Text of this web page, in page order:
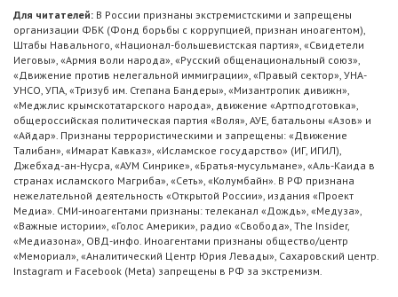
Для читателей: В России признаны экстремистскими и запрещены
организации ФБК (Фонд борьбы с коррупцией, признан иноагентом),
Штабы Навального, «Национал-большевистская партия», «Свидетели
Иеговы», «Армия воли народа», «Русский общенациональный союз»,
«Движение против нелегальной иммиграции», «Правый сектор», УНА-
УНСО, УПА, «Тризуб им. Степана Бандеры», «Мизантропик дивижн»,
«Меджлис крымскотатарского народа», движение «Артподготовка»,
общероссийская политическая партия «Воля», АУЕ, батальоны «Азов» и
«Айдар». Признаны террористическими и запрещены: «Движение
Талибан», «Имарат Кавказ», «Исламское государство» (ИГ, ИГИЛ),
Джебхад-ан-Нусра, «АУМ Синрике», «Братья-мусульмане», «Аль-Каида в
странах исламского Магриба», «Сеть», «Колумбайн». В РФ признана
нежелательной деятельность «Открытой России», издания «Проект
Медиа». СМИ-иноагентами признаны: телеканал «Дождь», «Медуза»,
«Важные истории», «Голос Америки», радио «Свобода», The Insider,
«Медиазона», ОВД-инфо. Иноагентами признаны общество/центр
«Мемориал», «Аналитический Центр Юрия Левады», Сахаровский центр.
Instagram и Facebook (Metа) запрещены в РФ за экстремизм.